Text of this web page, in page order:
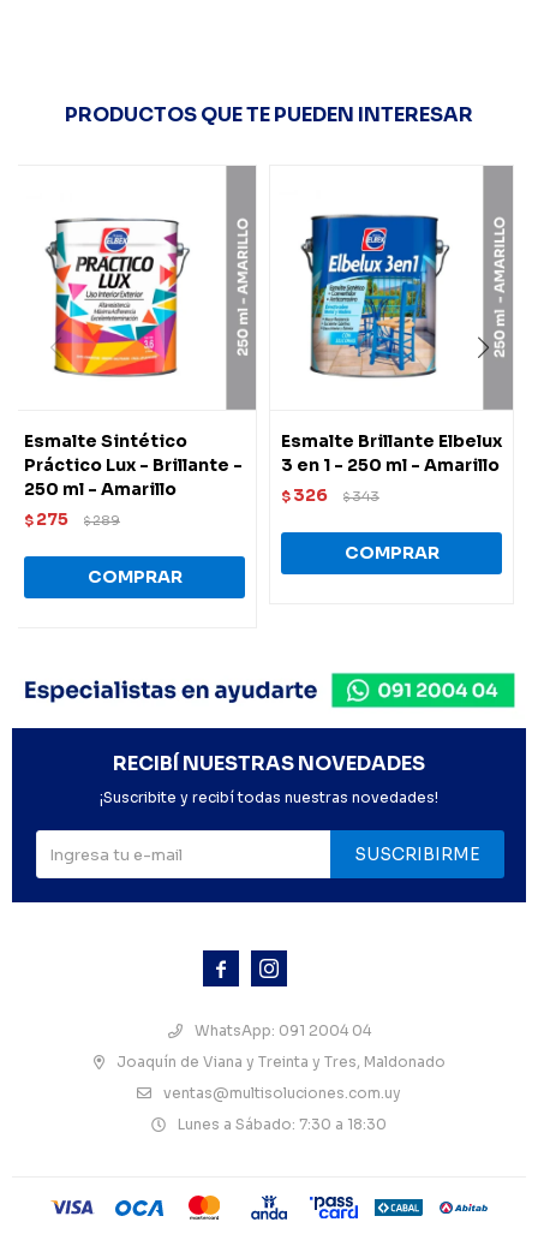
PRODUCTOS QUE TE PUEDEN INTERESAR
Esmalte Sintético
Práctico Lux - Brillante -
250 ml - Amarillo
$ 275 $289
Esmalte Brillante Elbelux
3 en 1 - 250 ml - Amarillo
$ 326 $343
 
WhatsApp: 091 2004 04
Joaquín de Viana y Treinta y Tres, Maldonado
ventas@multisoluciones.com.uy
Lunes a Sábado: 7:30 a 18:30
RECIBÍ NUESTRAS NOVEDADES
¡Suscribite y recibí todas nuestras novedades!
SUSCRIBIRME